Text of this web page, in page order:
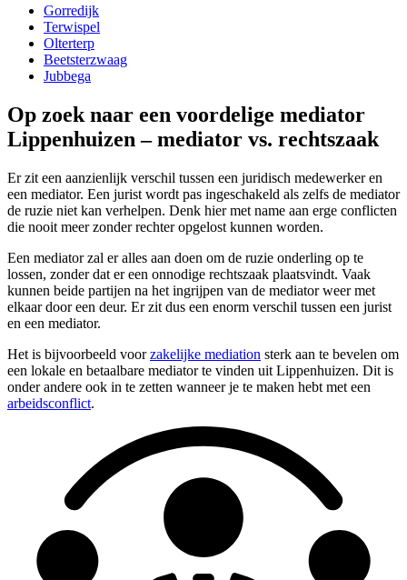
Gorredijk
Terwispel
Olterterp
Beetsterzwaag
Jubbega
Op zoek naar een voordelige mediator
Lippenhuizen – mediator vs. rechtszaak
Er zit een aanzienlijk verschil tussen een juridisch medewerker en
een mediator. Een jurist wordt pas ingeschakeld als zelfs de mediator
de ruzie niet kan verhelpen. Denk hier met name aan erge conflicten
die nooit meer zonder rechter opgelost kunnen worden.
Een mediator zal er alles aan doen om de ruzie onderling op te
lossen, zonder dat er een onnodige rechtszaak plaatsvindt. Vaak
kunnen beide partijen na het ingrijpen van de mediator weer met
elkaar door een deur. Er zit dus een enorm verschil tussen een jurist
en een mediator.
Het is bijvoorbeeld voorzakelijke mediation sterk aan te bevelen om
een lokale en betaalbare mediator te vinden uit Lippenhuizen. Dit is
onder andere ook in te zetten wanneer je te maken hebt met een
arbeidsconflict.